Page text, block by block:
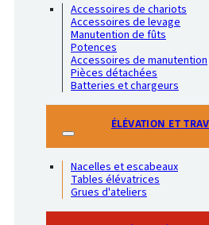
Accessoires de chariots
Accessoires de levage
Manutention de fûts
Potences
Accessoires de manutention
Pièces détachées
Batteries et chargeurs
ÉLÉVATION ET
Nacelles et escabeaux
Tables élévatrices
Grues d'ateliers